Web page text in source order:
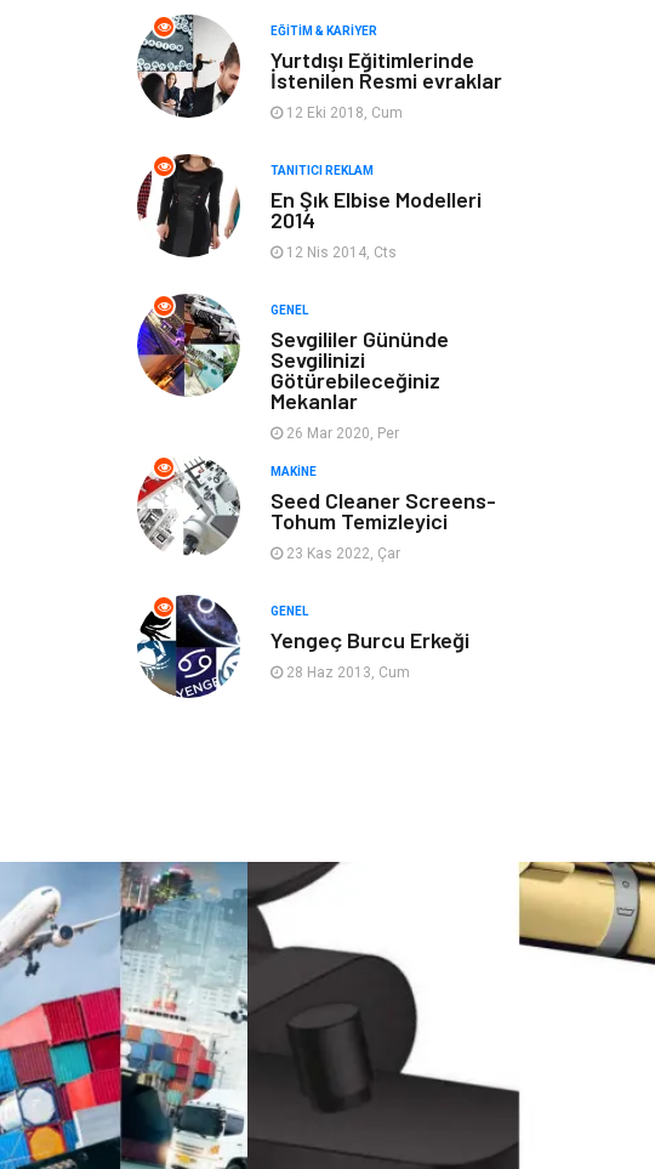
Giyim Keyif & Hobi
Ev Dekorasyon Organizasyon
Finans & Ekonomi Tatil
Anne & Çocuk
Ev İşleri
Gençlik & Eğlence Aksesuar
Spor
Evlilik Rehberi
Astroloji
Kaçırmayın
sağlıklı beslenme Spor Malzemeleri
Bebek Giyim
Yazı Tahtaları
EĞITIM & KARIYER
Yurtdışı Eğitimlerinde
İstenilen Resmi evraklar
12 Eki 2018, Cum
TANITICI REKLAM
En Şık Elbise Modelleri
2014
12 Nis 2014, Cts
GENEL
Sevgililer Gününde
Sevgilinizi
Götürebileceğiniz
Mekanlar
26 Mar 2020, Per
MAKINE
Seed Cleaner Screens-
Tohum Temizleyici
23 Kas 2022, Çar
GENEL
Yengeç Burcu Erkeği
28 Haz 2013, Cum